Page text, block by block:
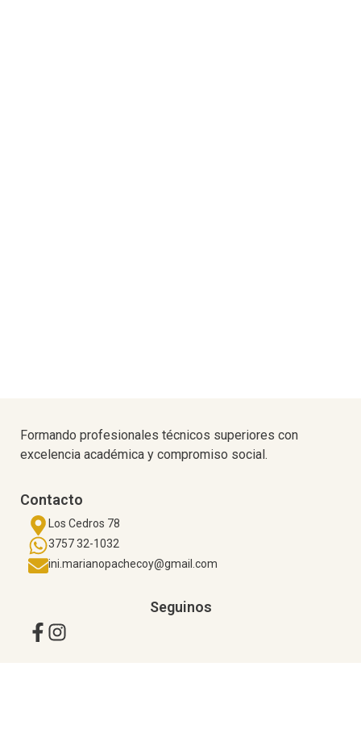
Formando profesionales técnicos superiores con
excelencia académica y compromiso social.
Contacto
Los Cedros 78
3757 32-1032
ini.marianopachecoy@gmail.com
Seguinos